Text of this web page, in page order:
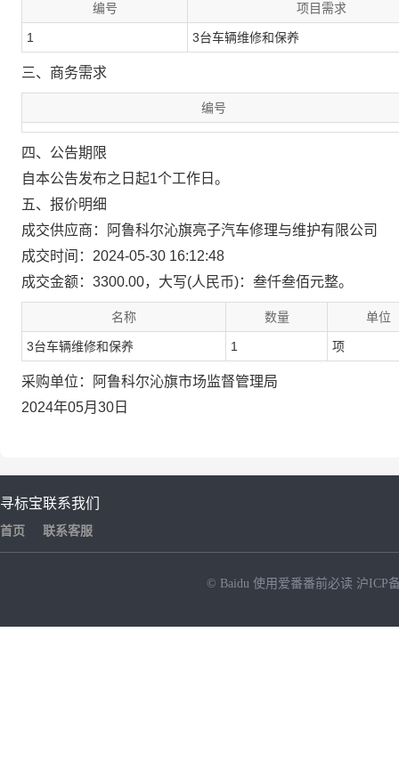
编号 项目需求
1 3台车辆维修和保养
三、商务需求
编号
四、公告期限
自本公告发布之日起1个工作日。
五、报价明细
成交供应商：阿鲁科尔沁旗亮子汽车修理与维护有限公司
成交时间：2024-05-30 16:12:48
成交金额：3300.00，大写(人民币)：叁仟叁佰元整。
名称 数量 单位
3台车辆维修和保养 1 项
采购单位：阿鲁科尔沁旗市场监督管理局
2024年05月30日
寻标宝
首页
联系我们
联系客服
© Baidu 使用爱番番前必读 沪ICP